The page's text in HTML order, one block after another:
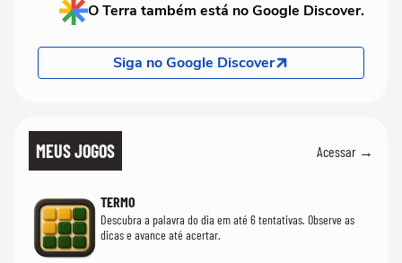
O Terra também está no Google Discover.
Siga no Google Discover
MEUS JOGOS Acessar →
TERMO
Descubra a palavra do dia em até 6 tentativas. Observe as
dicas e avance até acertar.